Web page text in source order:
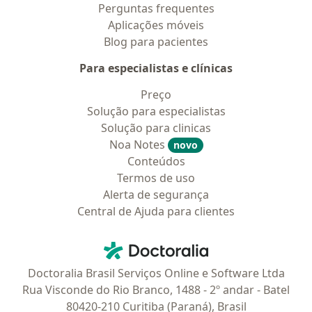
Perguntas frequentes
Aplicações móveis
Blog para pacientes
Para especialistas e clínicas
Preço
Solução para especialistas
Solução para clinicas
Noa Notes
novo
Conteúdos
Termos de uso
Alerta de segurança
Central de Ajuda para clientes
Doctoralia - Homepage
Doctoralia Brasil Serviços Online e Software Ltda
Rua Visconde do Rio Branco, 1488 - 2º andar - Batel
80420-210 Curitiba (Paraná), Brasil